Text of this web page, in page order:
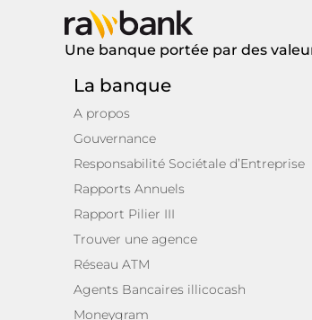
Une banque portée par des
La banque
A propos
Gouvernance
Responsabilité Sociétale d’Entreprise
Rapports Annuels
Rapport Pilier III
Trouver une agence
Réseau ATM
Agents Bancaires illicocash
Moneygram